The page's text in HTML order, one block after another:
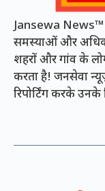
Jansewa News™
समस्याओं और
शहरों और गांव के
करता है! जनसेवा
रिपोर्टिंग करके